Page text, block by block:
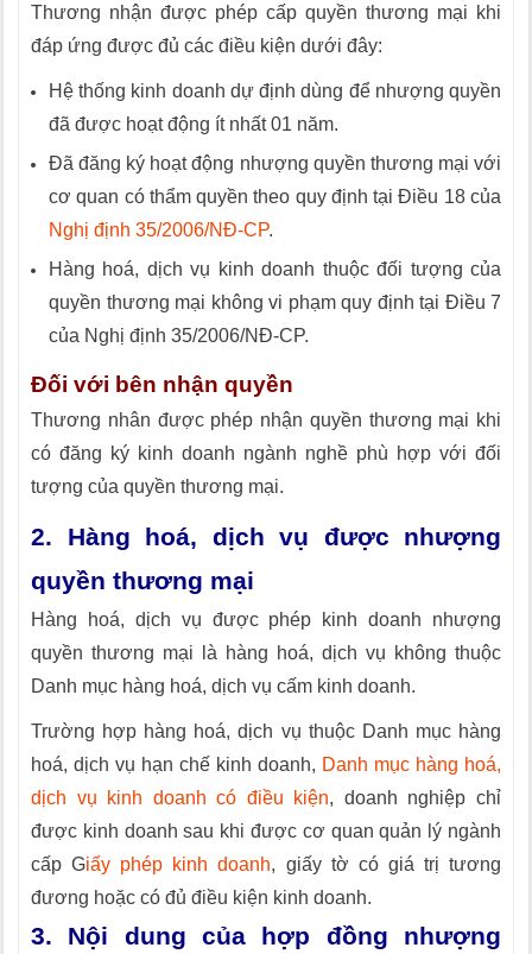
Thương nhận được phép cấp quyền thương mại khi
đáp ứng được đủ các điều kiện dưới đây:
Hệ thống kinh doanh dự định dùng để nhượng quyền
đã được hoạt động ít nhất 01 năm.
Đã đăng ký hoạt động nhượng quyền thương mại với
cơ quan có thẩm quyền theo quy định tại Điều 18 của
Nghị định 35/2006/NĐ-CP.
Hàng hoá, dịch vụ kinh doanh thuộc đối tượng của
quyền thương mại không vi phạm quy định tại Điều 7
của Nghị định 35/2006/NĐ-CP.
Đối với bên nhận quyền
Thương nhân được phép nhận quyền thương mại khi
có đăng ký kinh doanh ngành nghề phù hợp với đối
tượng của quyền thương mại.
2. Hàng hoá, dịch vụ được nhượng
quyền thương mại
Hàng hoá, dịch vụ được phép kinh doanh nhượng
quyền thương mại là hàng hoá, dịch vụ không thuộc
Danh mục hàng hoá, dịch vụ cấm kinh doanh.
Trường hợp hàng hoá, dịch vụ thuộc Danh mục hàng
hoá, dịch vụ hạn chế kinh doanh, Danh mục hàng hoá,
dịch vụ kinh doanh có điều kiện, doanh nghiệp chỉ
được kinh doanh sau khi được cơ quan quản lý ngành
cấp Giấy phép kinh doanh, giấy tờ có giá trị tương
đương hoặc có đủ điều kiện kinh doanh.
3. Nội dung của hợp đồng nhượng